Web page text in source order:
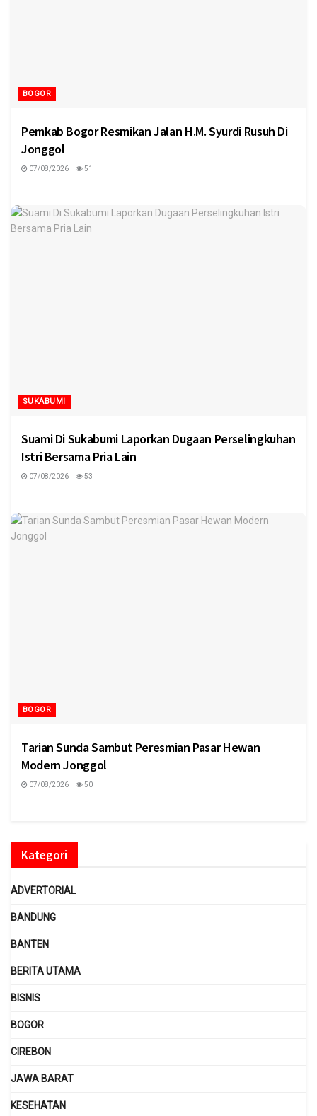
BOGOR
Pemkab Bogor Resmikan Jalan H.M. Syurdi Rusuh Di
Jonggol
07/08/2026 51
SUKABUMI
Suami Di Sukabumi Laporkan Dugaan Perselingkuhan
Istri Bersama Pria Lain
07/08/2026 53
BOGOR
Tarian Sunda Sambut Peresmian Pasar Hewan
Modern Jonggol
07/08/2026 50
Kategori
ADVERTORIAL
BANDUNG
BANTEN
BERITA UTAMA
BISNIS
BOGOR
CIREBON
JAWA BARAT
KESEHATAN